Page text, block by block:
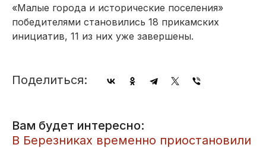
«Малые города и исторические поселения»
победителями становились 18 прикамских
инициатив, 11 из них уже завершены.
Поделиться:
Вам будет интересно:
​В Березниках временно приостановили